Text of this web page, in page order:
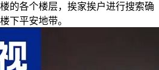
的各个楼层，挨家挨户进行搜索确
下平安地带。